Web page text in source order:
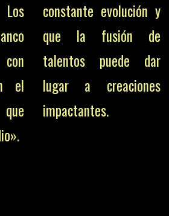
el
constante evolución y
que la fusión de
talentos puede dar
lugar a creaciones
impactantes.